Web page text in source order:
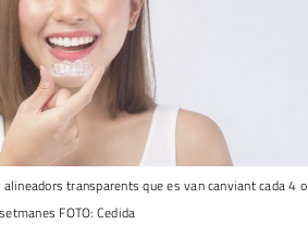
transparents que es van canviant cada 4 o
FOTO: Cedida